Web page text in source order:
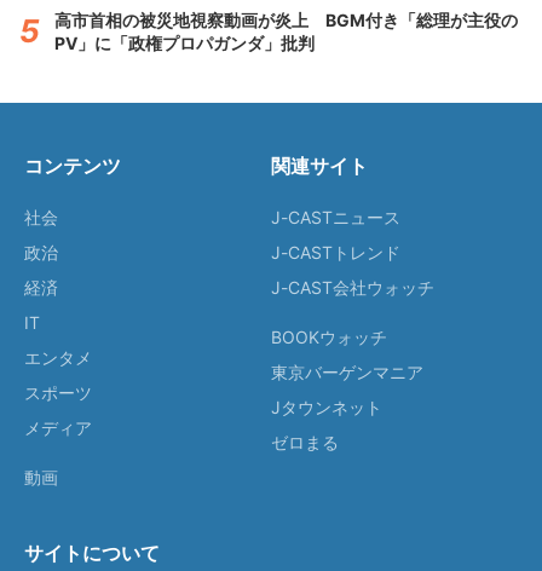
高市首相の被災地視察動画が炎上 BGM付き「総理が主役の
PV」に「政権プロパガンダ」批判
コンテンツ
社会
政治
経済
IT
エンタメ
スポーツ
メディア
動画
関連サイト
J-CASTニュース
J-CASTトレンド
J-CAST会社ウォッチ
BOOKウォッチ
東京バーゲンマニア
Jタウンネット
ゼロまる
サイトについて